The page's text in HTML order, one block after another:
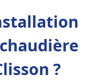
?